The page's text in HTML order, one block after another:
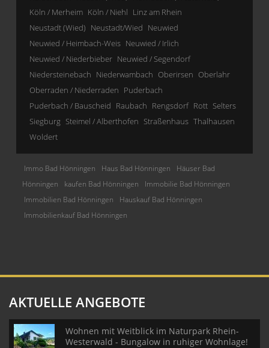
Köln / Merheim Köln / Niehl Linz am Rhein
Neustadt (Wied) Neustadt/Wied Neuwied
Neuwied / Heimbach-Weis Neuwied / Irlich
Neuwied / Niederbieber Neuwied / Segendorf
Niedersteinebach Niederwambach Oberirsen Oberlahr
Oberraden / Niederraden Puderbach
Puderbach / Bauscheid Raubach Rengsdorf Rott Selters
Siegburg Steimel / Alberthofen Straßenhaus Thalhausen
Woldert
Immo Bad Hönningen Haus Bad Hönningen
Häuser Bad
Hönningen
kaufen Bad Hönningen
Immobilie Bad Hönningen
Immobilien Bad Hönningen
Hauskauf Bad Hönningen
Immobilienkauf Bad Hönningen
AKTUELLE ANGEBOTE
Wohnen mit Weitblick im Naturpark Rhein-
Westerwald - Bungalow in ruhiger Wohnlage!